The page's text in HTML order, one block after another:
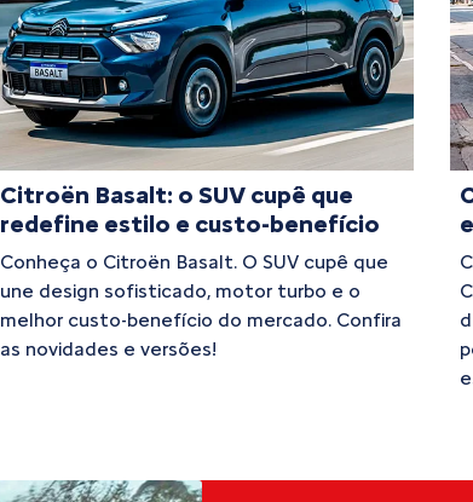
Citroën Basalt: o SUV cupê que
redefine estilo e custo-benefício
Conheça o Citroën Basalt. O SUV cupê que
une design sofisticado, motor turbo e o
melhor custo-benefício do mercado. Confira
as novidades e versões!